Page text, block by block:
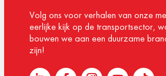
Volg ons voor verhalen van onze
eerlijke kijk op de transportsector,
bouwen we aan een duurzame
zijn!